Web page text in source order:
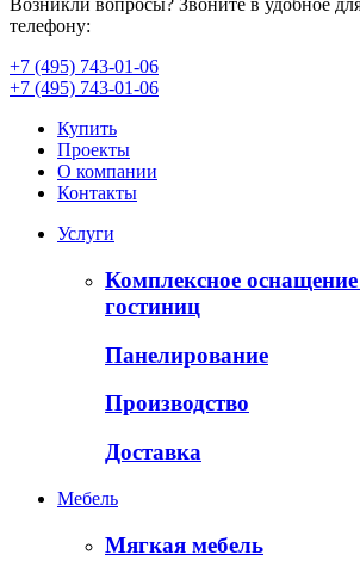
Возникли вопросы? Звоните в удобное
телефону:
+7 (495) 743-01-06
+7 (495) 743-01-06
Купить
Проекты
О компании
Контакты
Услуги
Комплексное
гостиниц
Панелирование
Производство
Доставка
Мебель
Мягкая мебель